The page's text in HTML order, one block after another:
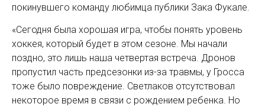
покинувшего команду любимца публики Зака Фукале.
«Сегодня была хорошая игра, чтобы понять уровень
хоккея, который будет в этом сезоне. Мы начали
поздно, это лишь наша четвертая встреча. Дронов
пропустил часть предсезонки из-за травмы, у Гросса
тоже было повреждение. Светлаков отсутствовал
некоторое время в связи с рождением ребенка. Но